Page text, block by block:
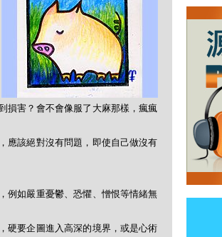
損害？會不會像服了大麻那樣，瘋瘋
應該絕對沒有問題，即使自己做沒有
例如嚴重憂鬱、恐懼、憎恨等情緒無
硬要企圖進入高深的境界，或是心術